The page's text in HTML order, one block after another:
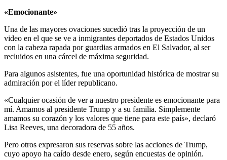
«Emocionante»
Una de las mayores ovaciones sucedió tras la proyección de un
video en el que se ve a inmigrantes deportados de Estados Unidos
con la cabeza rapada por guardias armados en El Salvador, al ser
recluidos en una cárcel de máxima seguridad.
Para algunos asistentes, fue una oportunidad histórica de mostrar su
admiración por el líder republicano.
«Cualquier ocasión de ver a nuestro presidente es emocionante para
mí. Amamos al presidente Trump y a su familia. Simplemente
amamos su corazón y los valores que tiene para este país», declaró
Lisa Reeves, una decoradora de 55 años.
Pero otros expresaron sus reservas sobre las acciones de Trump,
cuyo apoyo ha caído desde enero, según encuestas de opinión.